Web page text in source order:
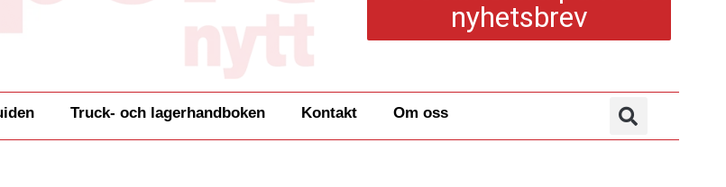
nyhetsbrev
Truck- och lagerhandboken Kontakt Om oss